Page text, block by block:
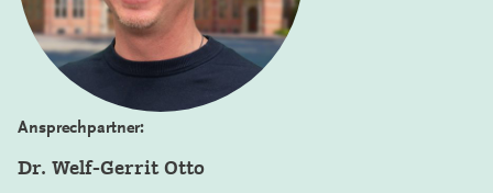
Ansprechpartner:
Dr. Welf-Gerrit Otto